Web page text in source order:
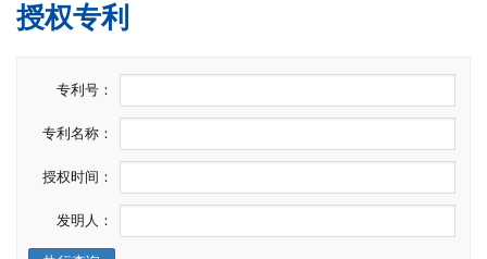
授权专利
专利号：
专利名称：
授权时间：
发明人：